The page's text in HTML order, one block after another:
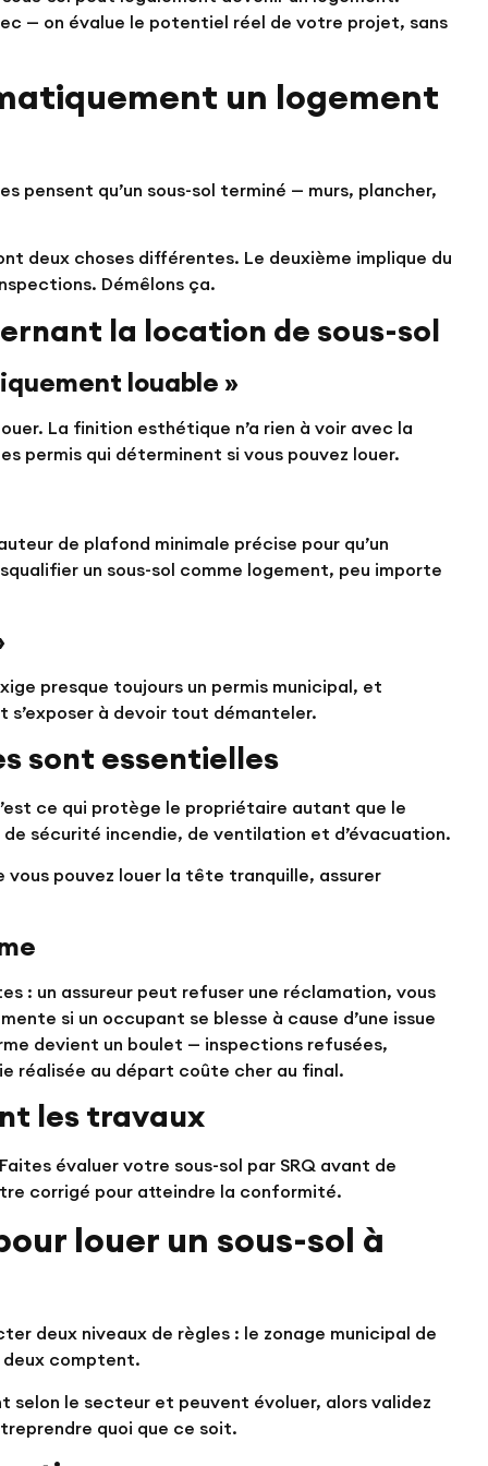
— on évalue le potentiel réel de votre projet, sans
un logement
pensent qu’un sous-sol terminé — murs, plancher,
deux choses différentes. Le deuxième implique du
Démêlons ça.
la location de sous-sol
louable »
La finition esthétique n’a rien à voir avec la
permis qui déterminent si vous pouvez louer.
de plafond minimale précise pour qu’un
un sous-sol comme logement, peu importe
presque toujours un permis municipal, et
à devoir tout démanteler.
sont essentielles
ce qui protège le propriétaire autant que le
sécurité incendie, de ventilation et d’évacuation.
vous pouvez louer la tête tranquille, assurer
: un assureur peut refuser une réclamation, vous
si un occupant se blesse à cause d’une issue
devient un boulet — inspections refusées,
réalisée au départ coûte cher au final.
les travaux
Faites évaluer votre sous-sol par SRQ avant de
corrigé pour atteindre la conformité.
louer un sous-sol à
deux niveaux de règles : le zonage municipal de
deux comptent.
selon le secteur et peuvent évoluer, alors validez
quoi que ce soit.